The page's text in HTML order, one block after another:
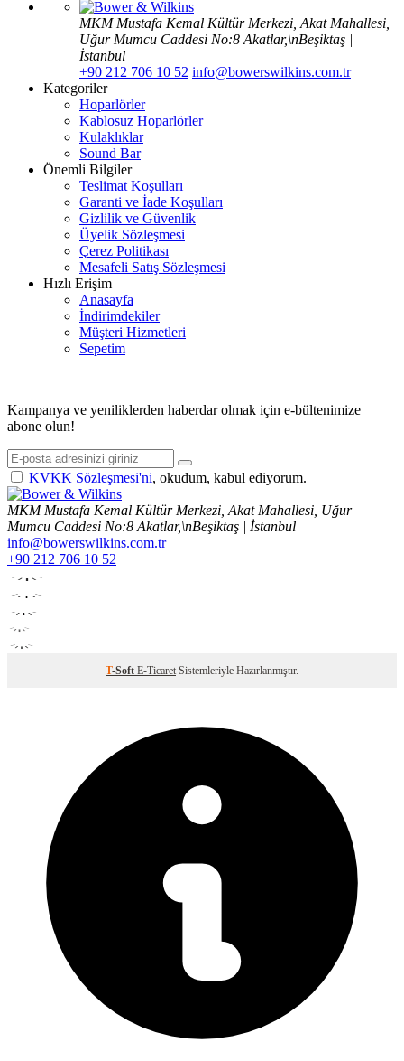
MKM Mustafa Kemal Kültür Merkezi, Akat Mahallesi,
Uğur Mumcu Caddesi No:8 Akatlar,\nBeşiktaş |
İstanbul
+90 212 706 10 52 info@bowerswilkins.com.tr
Kategoriler
Hoparlörler
Kablosuz Hoparlörler
Kulaklıklar
Sound Bar
Önemli Bilgiler
Teslimat Koşulları
Garanti ve İade Koşulları
Gizlilik ve Güvenlik
Üyelik Sözleşmesi
Çerez Politikası
Mesafeli Satış Sözleşmesi
Hızlı Erişim
Anasayfa
İndirimdekiler
Müşteri Hizmetleri
Sepetim
Kampanya ve yeniliklerden haberdar olmak için e-bültenimize
abone olun!
KVKK Sözleşmesi'ni, okudum, kabul ediyorum.
MKM Mustafa Kemal Kültür Merkezi, Akat Mahallesi, Uğur
Mumcu Caddesi No:8 Akatlar,\nBeşiktaş | İstanbul
info@bowerswilkins.com.tr
+90 212 706 10 52
T-Soft E-Ticaret Sistemleriyle Hazırlanmıştır.